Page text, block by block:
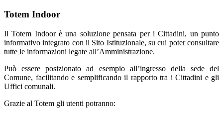
Totem Indoor
Il Totem Indoor è una soluzione pensata per i Cittadini, un punto
informativo integrato con il Sito Istituzionale, su cui poter consultare
tutte le informazioni legate all’Amministrazione.
Può essere posizionato ad esempio all’ingresso della sede del
Comune, facilitando e semplificando il rapporto tra i Cittadini e gli
Uffici comunali.
Grazie al Totem gli utenti potranno: